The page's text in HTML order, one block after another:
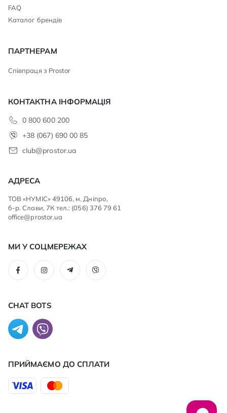
FAQ
Каталог брендів
ПАРТНЕРАМ
Співпраця з Prostor
КОНТАКТНА ІНФОРМАЦІЯ
0 800 600 200
+38 (067) 690 00 85
club@prostor.ua
АДРЕСА
ТОВ «НУМІС» 49106, м. Дніпро,
б-р. Слави, 7К тел.: (056) 376 79 61
office@prostor.ua
МИ У СОЦМЕРЕЖАХ
CHAT BOTS
ПРИЙМАЄМО ДО CПЛАТИ